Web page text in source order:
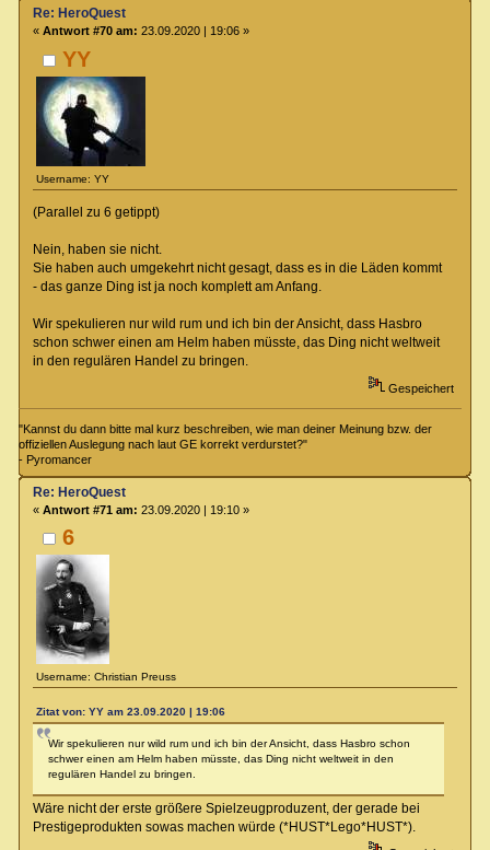
YY
Username: YY
Re: HeroQuest
« Antwort #70 am: 23.09.2020 | 19:06 »
(Parallel zu 6 getippt)
Nein, haben sie nicht.
Sie haben auch umgekehrt nicht gesagt, dass es in die Läden kommt
- das ganze Ding ist ja noch komplett am Anfang.
Wir spekulieren nur wild rum und ich bin der Ansicht, dass Hasbro
schon schwer einen am Helm haben müsste, das Ding nicht weltweit
in den regulären Handel zu bringen.
Gespeichert
"Kannst du dann bitte mal kurz beschreiben, wie man deiner Meinung bzw. der
offiziellen Auslegung nach laut GE korrekt verdurstet?"
- Pyromancer
6
Username: Christian Preuss
Re: HeroQuest
« Antwort #71 am: 23.09.2020 | 19:10 »
Zitat von: YY am 23.09.2020 | 19:06
Wir spekulieren nur wild rum und ich bin der Ansicht, dass Hasbro schon
schwer einen am Helm haben müsste, das Ding nicht weltweit in den
regulären Handel zu bringen.
Wäre nicht der erste größere Spielzeugproduzent, der gerade bei
Prestigeprodukten sowas machen würde (*HUST*Lego*HUST*).